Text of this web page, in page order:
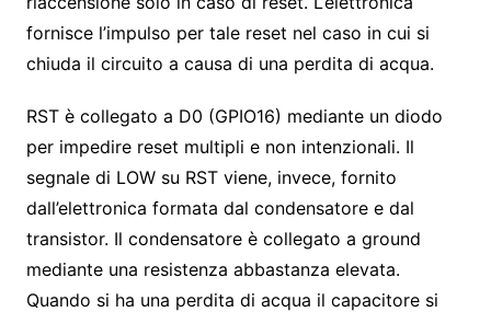
fornisce l’impulso per tale reset nel caso in cui si
chiuda il circuito a causa di una perdita di acqua.
RST è collegato a D0 (GPIO16) mediante un diodo
per impedire reset multipli e non intenzionali. Il
segnale di LOW su RST viene, invece, fornito
dall’elettronica formata dal condensatore e dal
transistor. Il condensatore è collegato a ground
mediante una resistenza abbastanza elevata.
Quando si ha una perdita di acqua il capacitore si